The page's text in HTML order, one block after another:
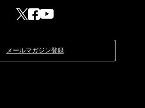
メールマガジン登録